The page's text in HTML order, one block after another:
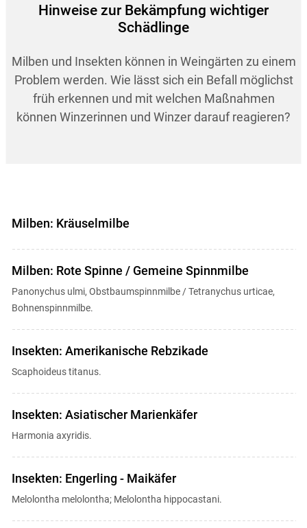
Hinweise zur Bekämpfung wichtiger
Schädlinge
Milben und Insekten können in Weingärten zu einem
Problem werden. Wie lässt sich ein Befall möglichst
früh erkennen und mit welchen Maßnahmen
können Winzerinnen und Winzer darauf reagieren?
Milben: Kräuselmilbe
Milben: Rote Spinne / Gemeine Spinnmilbe
Panonychus ulmi, Obstbaumspinnmilbe / Tetranychus urticae,
Bohnenspinnmilbe.
Insekten: Amerikanische Rebzikade
Scaphoideus titanus.
Insekten: Asiatischer Marienkäfer
Harmonia axyridis.
Insekten: Engerling - Maikäfer
Melolontha melolontha; Melolontha hippocastani.